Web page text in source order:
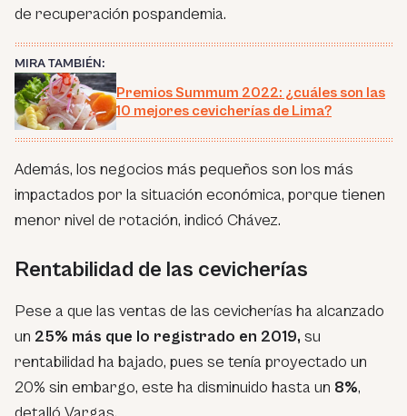
de recuperación pospandemia.
MIRA TAMBIÉN:
Premios Summum 2022: ¿cuáles son las
10 mejores cevicherías de Lima?
Además, los negocios más pequeños son los más
impactados por la situación económica, porque tienen
menor nivel de rotación, indicó Chávez.
Rentabilidad de las cevicherías
Pese a que las ventas de las cevicherías ha alcanzado
un 25% más que lo registrado en 2019, su
rentabilidad ha bajado, pues se tenía proyectado un
20% sin embargo, este ha disminuido hasta un 8%,